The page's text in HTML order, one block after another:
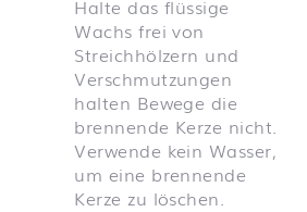
Halte das flüssige
Wachs frei von
Streichhölzern und
Verschmutzungen
halten Bewege die
brennende Kerze nicht.
Verwende kein Wasser,
um eine brennende
Kerze zu löschen.